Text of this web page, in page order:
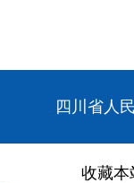
四川省人
收藏本